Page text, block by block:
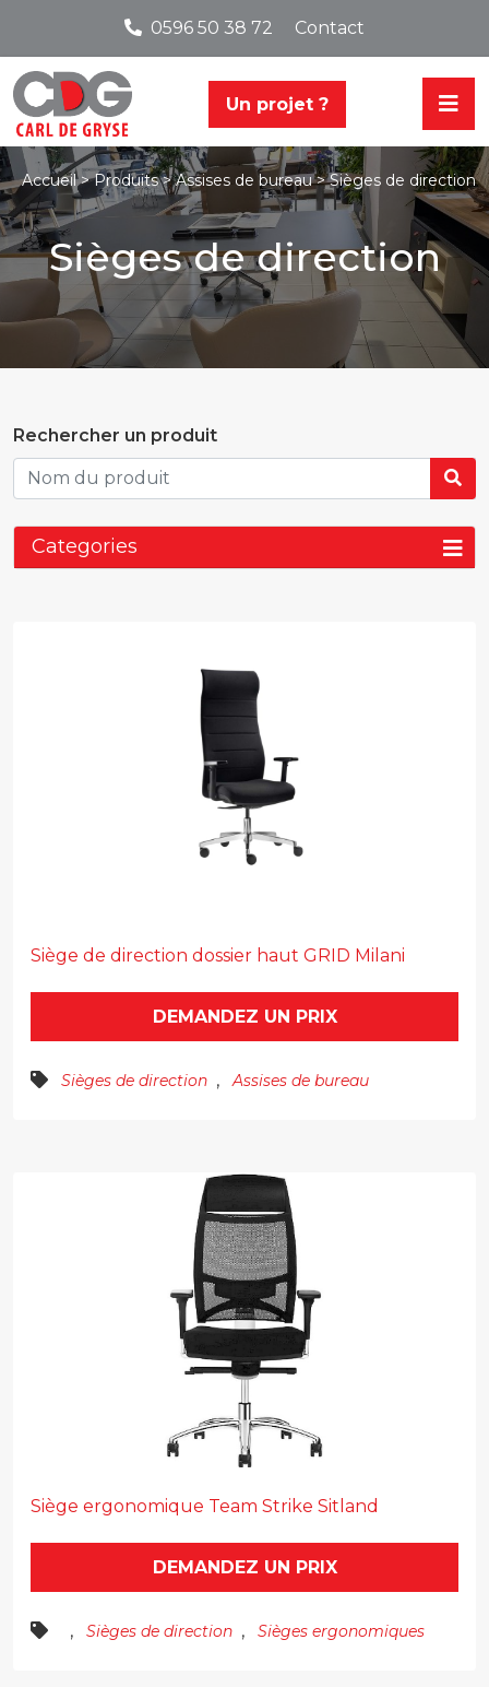
0596 50 38 72 Contact
Un projet ?
Accueil >Produits>Assises de bureau> Sièges de direction
Sièges de direction
Rechercher un produit
Categories
Siège de direction dossier haut GRID Milani
DEMANDEZ UN PRIX
Sièges de direction , Assises de bureau
Siège ergonomique Team Strike Sitland
DEMANDEZ UN PRIX
, Sièges de direction , Sièges ergonomiques